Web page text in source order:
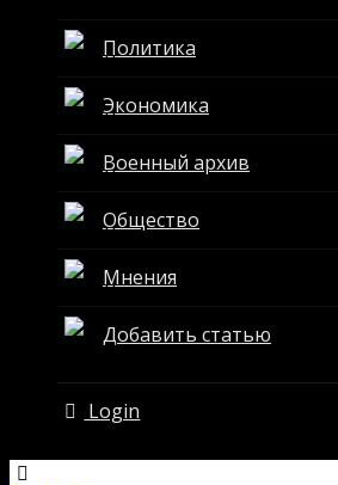
Политика
Экономика
Военный архив
Общество
Мнения
Добавить статью
Login